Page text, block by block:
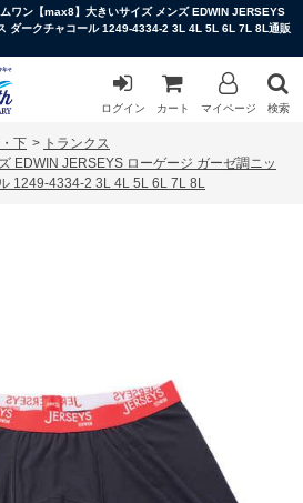
ワン【max8】大きいサイズ メンズ EDWIN JERSEYS
ダークチャコール 1249-4334-2 3L 4L 5L 6L 7L 8L通販
ログイン カート マイページ 検索
下 > トランクス
EDWIN JERSEYS ローゲージ ガーゼ調ニッ
1249-4334-2 3L 4L 5L 6L 7L 8L